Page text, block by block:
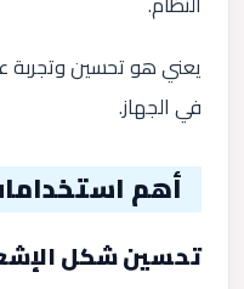
يعني هو تحسين
في الجهاز.
أهم
تحسين شكل